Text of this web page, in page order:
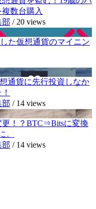
数台購入
部 / 20 views
た仮想通貨のマイニン
通貨に先行投資しなか
部 / 14 views
更！？BTC⇒Bitsに変換
。
部 / 14 views